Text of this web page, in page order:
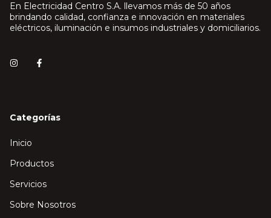
En Electricidad Centro S.A. llevamos más de 50 años
brindando calidad, confianza e innovación en materiales
eléctricos, iluminación e insumos industriales y domiciliarios.
Categorías
Inicio
Productos
Servicios
Sobre Nosotros